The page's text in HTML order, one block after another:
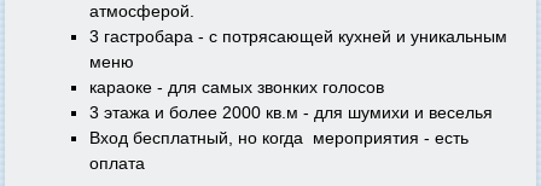
атмосферой.
3 гастробара - с потрясающей кухней и уникальным
меню
караоке - для самых звонких голосов
3 этажа и более 2000 кв.м - для шумихи и веселья
Вход бесплатный, но когда мероприятия - есть
оплата